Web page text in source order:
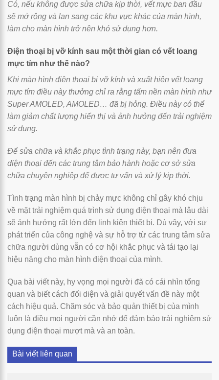
Có, nếu không được sửa chữa kịp thời, vết mực ban đầu
sẽ mở rộng và lan sang các khu vực khác của màn hình,
làm cho màn hình trở nên khó sử dụng hơn.
Điện thoại bị vỡ kính sau một thời gian có vết loang
mực tím như thế nào?
Khi màn hình điện thoai bị vỡ kính và xuất hiện vết loang
mực tím điều này thưởng chỉ ra rằng tấm nền màn hình như
Super AMOLED, AMOLED… đã bị hỏng. Điều này có thể
làm giảm chất lượng hiển thị và ảnh hưởng đến trải nghiệm
sử dụng.
Để sửa chữa và khắc phục tình trạng này, bạn nên đưa
diện thoại đến các trung tâm bảo hành hoặc cơ sở sửa
chữa chuyên nghiệp để được tư vấn và xử lý kịp thời.
Tình trạng màn hình bị chảy mực không chỉ gây khó chịu
về mặt trải nghiệm quá trình sử dụng điện thoại mà lâu dài
sẽ ảnh hưởng rất lớn đến linh kiện thiết bị. Dù vậy, với sự
phát triển của công nghệ và sự hỗ trợ từ các trung tâm sửa
chữa người dùng vẫn có cơ hội khắc phục và tái tạo lại
hiệu năng cho màn hình điện thoại của mình.
Qua bài viết này, hy vọng mọi người đã có cái nhìn tổng
quan và biết cách đối diện và giải quyết vấn đề này một
cách hiệu quả. Chăm sóc và bảo quản thiết bị của mình
luôn là điều mọi người cần nhớ để đảm bảo trải nghiệm sử
dụng điện thoại mượt mà và an toàn.
Bài viết liên quan